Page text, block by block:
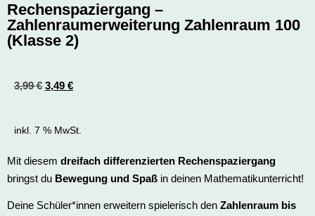
Rechenspaziergang –
Zahlenraumerweiterung Zahlenraum 100
(Klasse 2)
3,99€ 3,49 €
inkl. 7 % MwSt.
Mit diesem dreifach differenzierten Rechenspaziergang
bringst du Bewegung und Spaß in deinen Mathematikunterricht!
Deine Schüler*innen erweitern spielerisch den Zahlenraum bis